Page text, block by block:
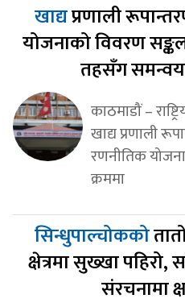
खाद्यप्रणाली
योजनाको विवरण
तहसँग समन्वय
काठमाडौं –
खाद्य प्रणाली
रणनीतिक
क्रममा
सिन्धुपाल्चोकको
क्षेत्रमा सुख्खा पहिरो,
संरचनामा